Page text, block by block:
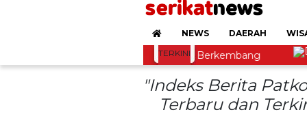
NEWS DAERAH
TERKINI
Oleh-Oleh Khas Dieng Semakin Berkembang
"Indeks Berita
Terbaru dan